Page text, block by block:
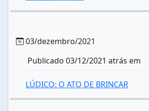
03/dezembro/2021
Publicado 03/12/2021 atrás em
LÚDICO: O ATO DE BRINCAR